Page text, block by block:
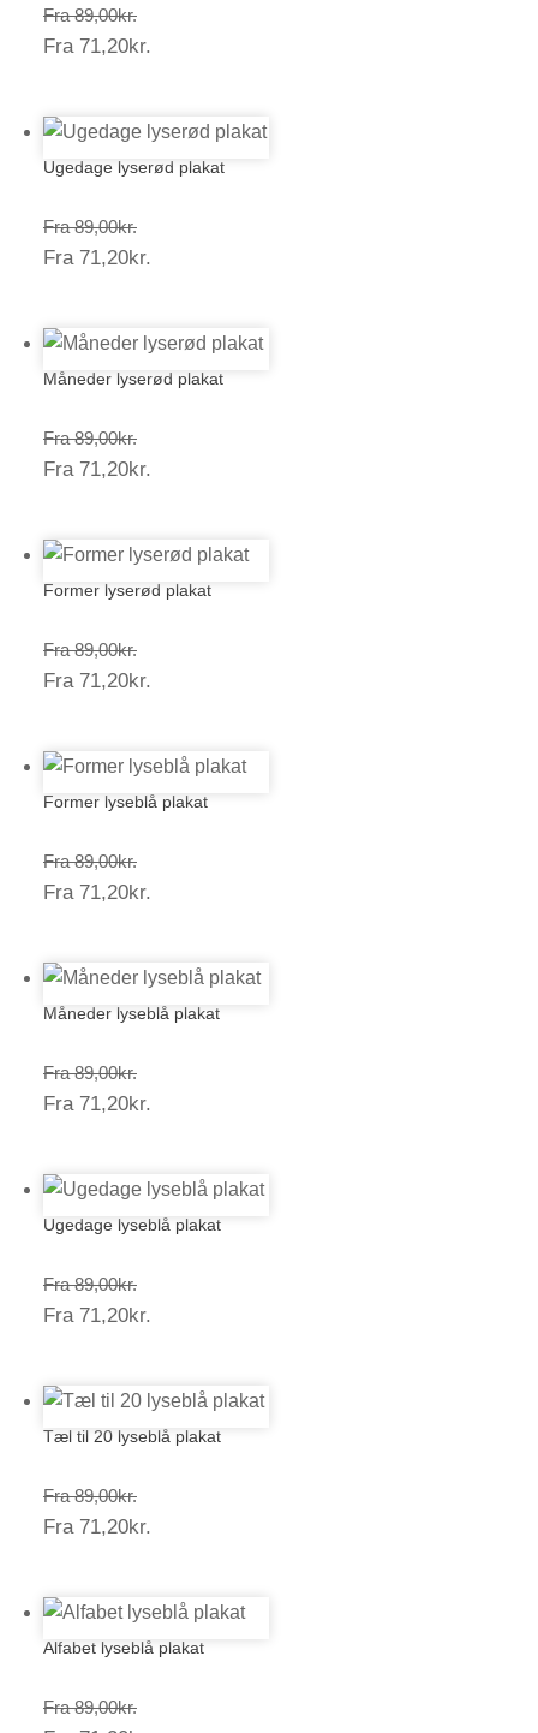
Fra 89,00kr.Prisinterval:
89,00kr.
Fra 71,20kr.
Ugedage lyserød plakat
Fra 89,00kr.Prisinterval:
89,00kr.
Fra 71,20kr.
Måneder lyserød plakat
Fra 89,00kr.Prisinterval:
89,00kr.
Fra 71,20kr.
Former lyserød plakat
Fra 89,00kr.Prisinterval:
89,00kr.
Fra 71,20kr.
Former lyseblå plakat
Fra 89,00kr.Prisinterval:
89,00kr.
Fra 71,20kr.
Måneder lyseblå plakat
Fra 89,00kr.Prisinterval:
89,00kr.
Fra 71,20kr.
Ugedage lyseblå plakat
Fra 89,00kr.Prisinterval:
89,00kr.
Fra 71,20kr.
Tæl til 20 lyseblå plakat
Fra 89,00kr.Prisinterval:
89,00kr.
Fra 71,20kr.
Alfabet lyseblå plakat
Fra 89,00kr.Prisinterval: